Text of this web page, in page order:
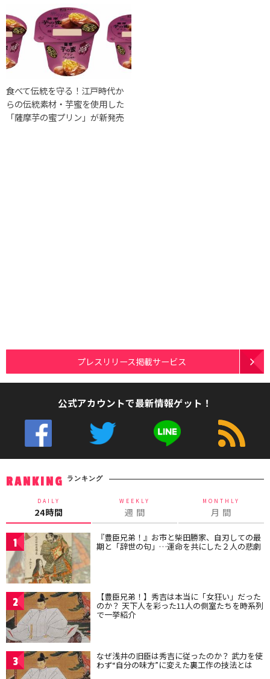
食べて伝統を守る！江戸時代か
らの伝統素材・芋蜜を使用した
「薩摩芋の蜜プリン」が新発売
プレスリリース掲載サービス
公式アカウントで最新情報ゲット！
RANKING ランキング
DAILY
24時間
WEEKLY
週 間
MONTHLY
月 間
1 『豊臣兄弟！』お市と柴田勝家、自刃しての最
期と「辞世の句」…運命を共にした２人の悲劇
2 【豊臣兄弟！】秀吉は本当に「女狂い」だった
のか？ 天下人を彩った11人の側室たちを時系列
で一挙紹介
3 なぜ浅井の旧臣は秀吉に従ったのか？ 武力を使
わず“自分の味方”に変えた裏工作の技法とは